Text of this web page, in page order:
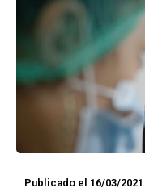
Publicado el 16/03/2021